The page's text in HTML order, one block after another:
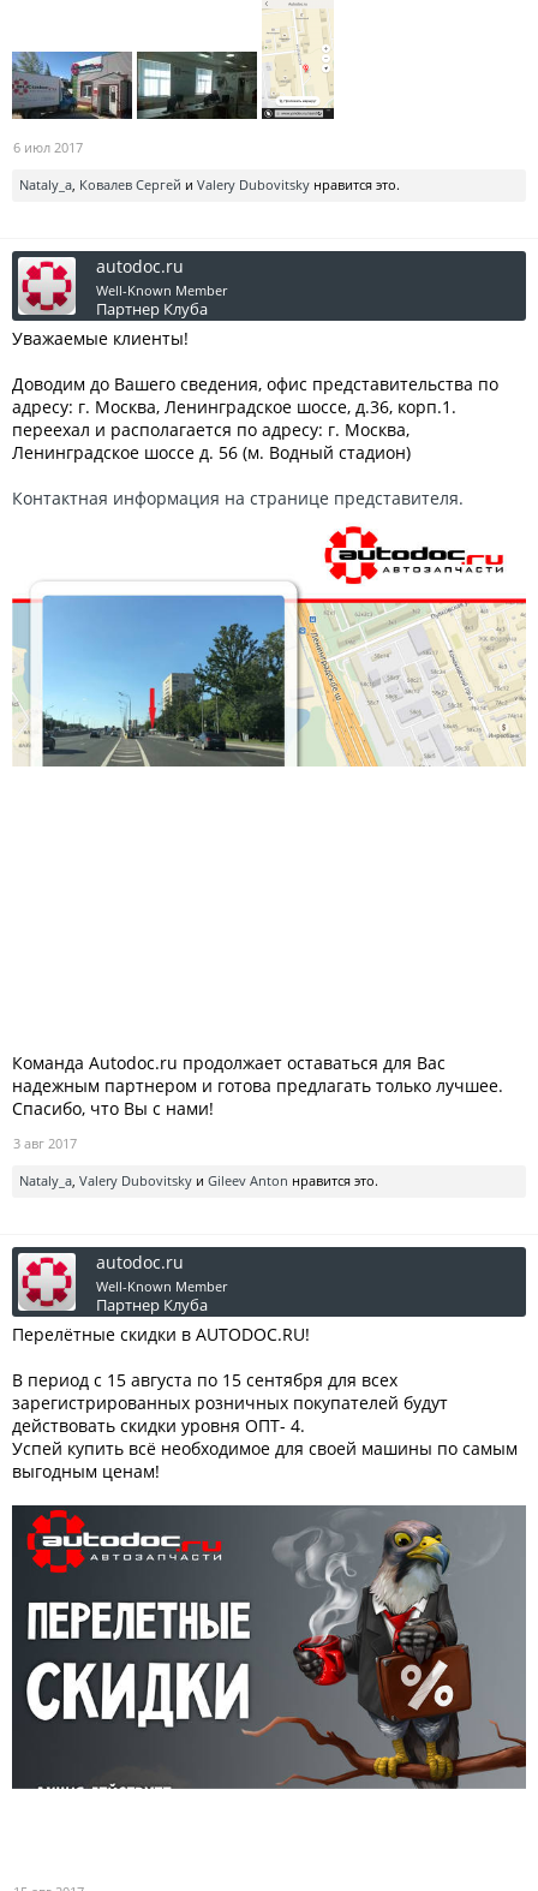
6 июл 2017
Nataly_a, Ковалев Сергей и Valery Dubovitsky нравится это.
autodoc.ru
Well-Known Member
Партнер Клуба
Уважаемые клиенты!
Доводим до Вашего сведения, офис представительства по
адресу: г. Москва, Ленинградское шоссе, д.36, корп.1.
переехал и располагается по адресу: г. Москва,
Ленинградское шоссе д. 56 (м. Водный стадион)
Контактная информация на странице представителя.
Команда Autodoc.ru продолжает оставаться для Вас
надежным партнером и готова предлагать только лучшее.
Спасибо, что Вы с нами!
3 авг 2017
Nataly_a, Valery Dubovitsky и Gileev Anton нравится это.
autodoc.ru
Well-Known Member
Партнер Клуба
Перелётные скидки в AUTODOC.RU!
В период с 15 августа по 15 сентября для всех
зарегистрированных розничных покупателей будут
действовать скидки уровня ОПТ- 4.
Успей купить всё необходимое для своей машины по самым
выгодным ценам!